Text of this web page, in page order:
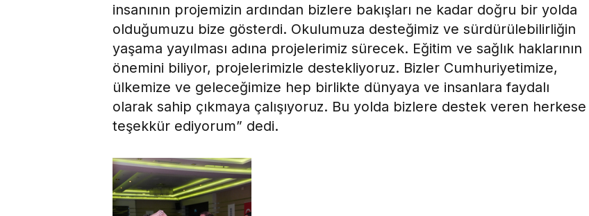
insanının projemizin ardından bizlere bakışları ne kadar doğru bir yolda
olduğumuzu bize gösterdi. Okulumuza desteğimiz ve sürdürülebilirliğin
yaşama yayılması adına projelerimiz sürecek. Eğitim ve sağlık haklarının
önemini biliyor, projelerimizle destekliyoruz. Bizler Cumhuriyetimize,
ülkemize ve geleceğimize hep birlikte dünyaya ve insanlara faydalı
olarak sahip çıkmaya çalışıyoruz. Bu yolda bizlere destek veren herkese
teşekkür ediyorum” dedi.